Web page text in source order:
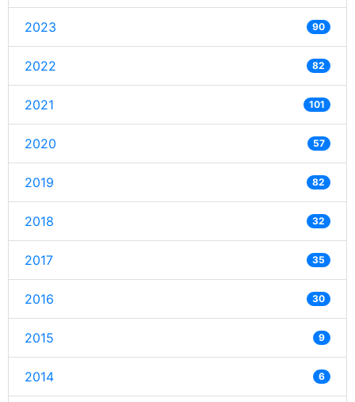
2023 90
2022 82
2021 101
2020 57
2019 82
2018 32
2017 35
2016 30
2015 9
2014 6